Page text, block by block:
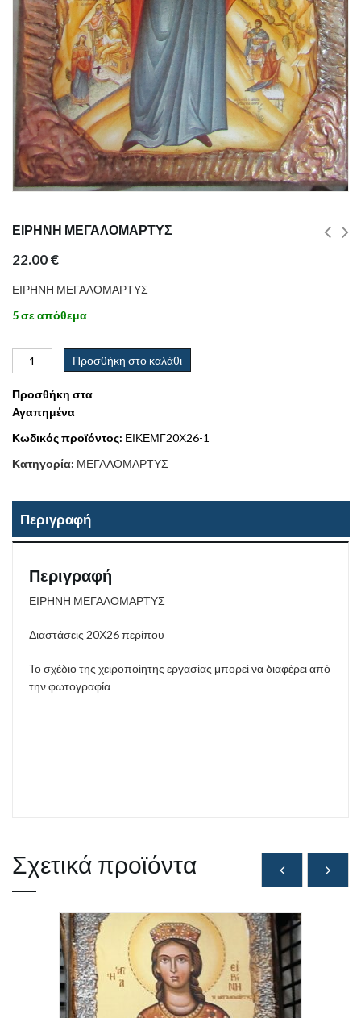
ΕΙΡΗΝΗ ΜΕΓΑΛΟΜΑΡΤΥΣ
22.00€
ΕΙΡΗΝΗ ΜΕΓΑΛΟΜΑΡΤΥΣ
5 σε απόθεμα
Προσθήκη στο καλάθι
Προσθήκη στα
Αγαπημένα
Κωδικός προϊόντος: ΕΙΚΕΜΓ20Χ26-1
Κατηγορία: ΜΕΓΑΛΟΜΑΡΤΥΣ
Περιγραφή
Περιγραφή
ΕΙΡΗΝΗ ΜΕΓΑΛΟΜΑΡΤΥΣ
Διαστάσεις 20Χ26 περίπου
Το σχέδιο της χειροποίητης εργασίας μπορεί να διαφέρει από
την φωτογραφία
Σχετικά προϊόντα